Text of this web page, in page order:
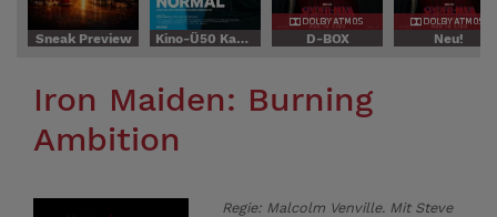
Sneak Preview Kino-Ü50 Kaffee, Kuchen, Kino D-BOX Neu!
Iron Maiden: Burning
Ambition
Regie: Malcolm Venville. Mit Steve